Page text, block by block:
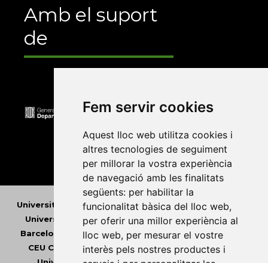
Fem servir cookies
Aquest lloc web utilitza cookies i
altres tecnologies de seguiment
per millorar la vostra experiència
de navegació amb les finalitats
següents: per habilitar la
funcionalitat bàsica del lloc web,
per oferir una millor experiència al
lloc web, per mesurar el vostre
interès pels nostres productes i
Amb el suport
de
Universitat Abat Oliba CEU•Universitat d'Alacant
Universitat d'Andorra•Universitat Autònoma de
Barcelona
Universitat de Barcelona•Universitat
CEU Cardenal Herrera• Universitat de Girona